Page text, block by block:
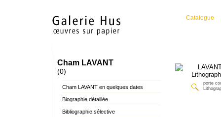
Catalogue
Cham LAVANT
(0)
Cham LAVANT en quelques dates
Biographie détaillée
Bibliographie sélective
porte